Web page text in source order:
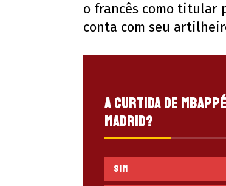
o francês como titular
conta com seu
A curtida de
Madrid?
Sim